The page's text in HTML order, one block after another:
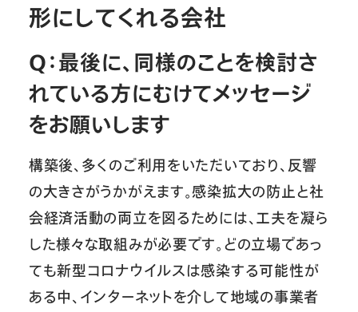
形にしてくれる会社
Q：最後に、同様のことを検討さ
れている方にむけてメッセージ
をお願いします
構築後、多くのご利用をいただいており、反響
の大きさがうかがえます。感染拡大の防止と社
会経済活動の両立を図るためには、工夫を凝ら
した様々な取組みが必要です。どの立場であっ
ても新型コロナウイルスは感染する可能性が
ある中、インターネットを介して地域の事業者